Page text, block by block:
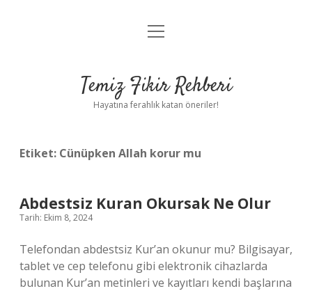
Anasayfa
Yasal Uyarı
menüyü
Temiz Fikir Rehberi
Hayatına ferahlık katan öneriler!
Etiket: Cünüpken Allah korur mu
Abdestsiz Kuran Okursak Ne Olur
Tarih: Ekim 8, 2024
Telefondan abdestsiz Kur’an okunur mu? Bilgisayar,
tablet ve cep telefonu gibi elektronik cihazlarda
bulunan Kur’an metinleri ve kayıtları kendi başlarına